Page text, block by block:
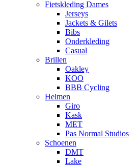
Fietskleding Dames
Jerseys
Jackets & Gilets
Bibs
Onderkleding
Casual
Brillen
Oakley
KOO
BBB Cycling
Helmen
Giro
Kask
MET
Pas Normal Studios
Schoenen
DMT
Lake